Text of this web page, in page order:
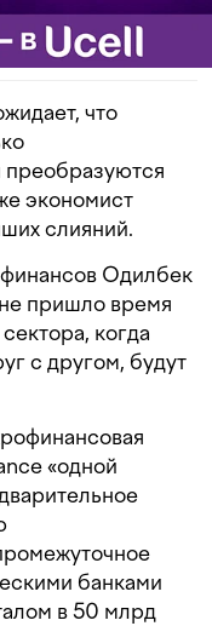
что
преобразуются
экономист
слияний.
Одилбек
пришло время
когда
с другом, будут
«одной
банками
в 50 млрд